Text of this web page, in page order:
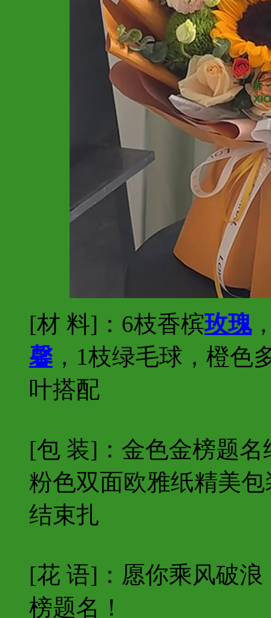
[材 料]：6枝香槟玫瑰
馨 ，1枝绿毛球，橙色
叶搭配
[包 装]：金色金榜题
粉色双面欧雅纸精美
结束扎
[花 语]：愿你乘风破
榜题名！